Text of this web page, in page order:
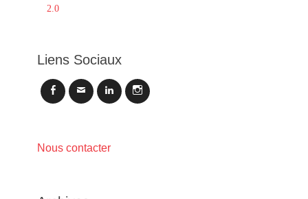
2.0
Liens Sociaux
FacebookEmail LinkedInInstagram
Nous contacter